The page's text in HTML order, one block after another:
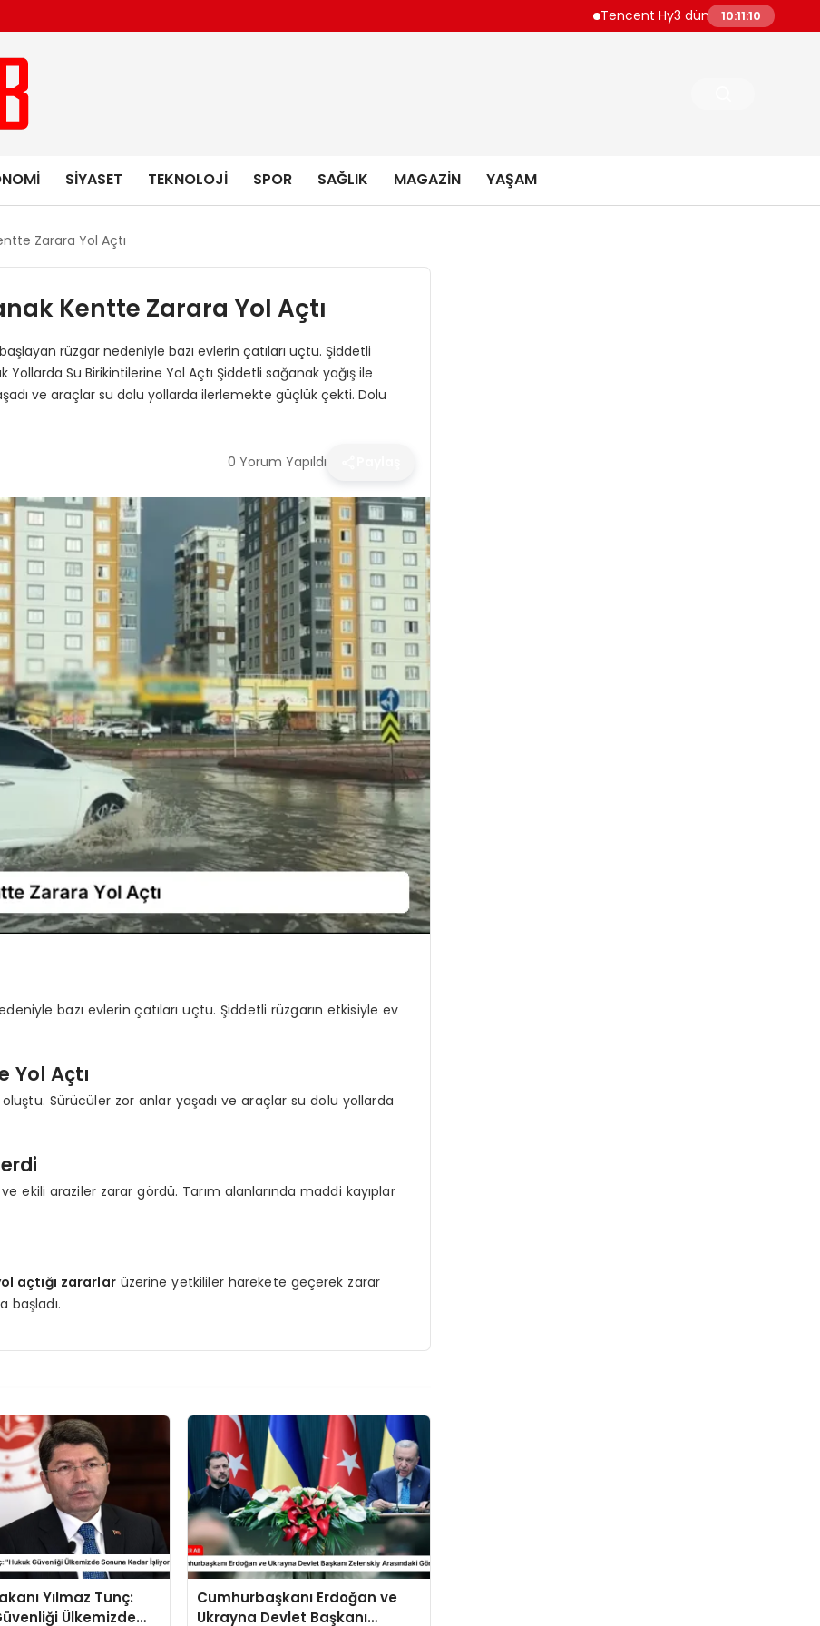
Tencent Hy3 dünya genelinde
10:11:11
SIYASET TEKNOLOJI SPOR SAĞLIK MAGAZIN YAŞAM
Zarara Yol Açtı
Kentte Zarara Yol Açtı
rüzgar nedeniyle bazı evlerin çatıları uçtu. Şiddetli
Su Birikintilerine Yol Açtı Şiddetli sağanak yağış ile
ve araçlar su dolu yollarda ilerlemekte güçlük çekti. Dolu
0 Yorum Yapıldı
bazı evlerin çatıları uçtu. Şiddetli rüzgarın etkisiyle ev
Yol Açtı
Sürücüler zor anlar yaşadı ve araçlar su dolu yollarda
ekili araziler zarar gördü. Tarım alanlarında maddi kayıplar
açtığı zararlarüzerine yetkililer harekete geçerek zarar
başladı.
Yılmaz Tunç:
Ülkemizde
Cumhurbaşkanı Erdoğan ve
Ukrayna Devlet Başkanı